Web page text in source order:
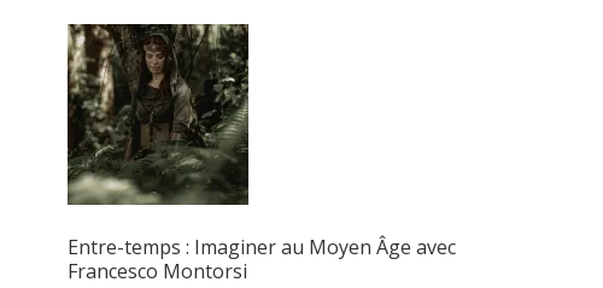
Entre-temps : Imaginer au Moyen Âge avec
Francesco Montorsi